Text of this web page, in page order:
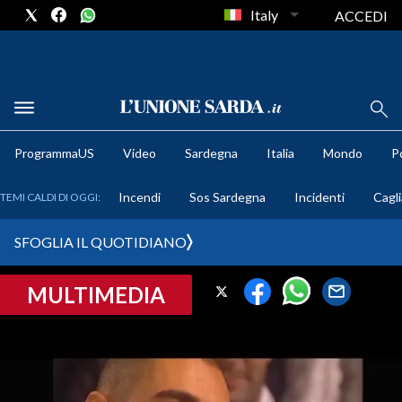
METEO
CRONACA SARDEGNA
PROVINCIA DI CAGLIARI
SULCIS IGLESIENTE
Italy ACCEDI
ProgrammaUS Video Sardegna Italia Mondo
TEMI CALDI DI OGGI: Incendi Sos Sardegna Incidenti
SFOGLIA IL QUOTIDIANO
MULTIMEDIA